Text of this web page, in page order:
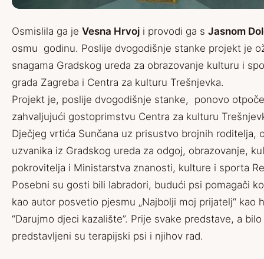
Osmislila ga je Vesna Hrvoj i provodi ga s Jasnom
osmu godinu. Poslije dvogodišnje stanke projekt je
snagama Gradskog ureda za obrazovanje kulturu i
grada Zagreba i Centra za kulturu Trešnjevka.
Projekt je, poslije dvogodišnje stanke, ponovo
zahvaljujući gostoprimstvu Centra za kulturu
Dječjeg vrtića Sunčana uz prisustvo brojnih roditelja,
uzvanika iz Gradskog ureda za odgoj, obrazovanje,
pokrovitelja i Ministarstva znanosti, kulture i sporta
Posebni su gosti bili labradori, budući psi pomagači
kao autor posvetio pjesmu „Najbolji moj prijatelj“ kao
“Darujmo djeci kazalište”. Prije svake predstave, a
predstavljeni su terapijski psi i njihov rad.